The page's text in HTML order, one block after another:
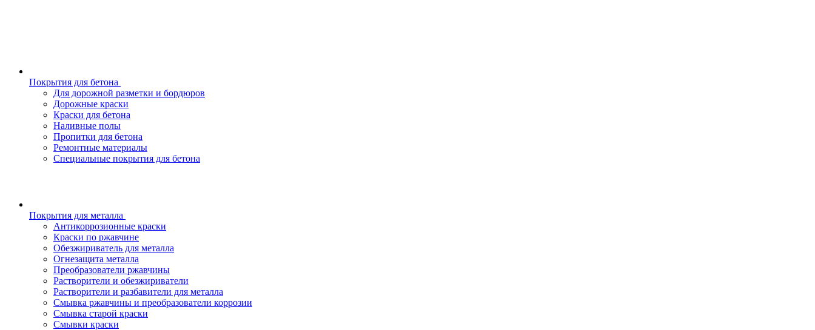
Покрытия для бетона
Для дорожной разметки и бордюров
Дорожные краски
Краски для бетона
Наливные полы
Пропитки для бетона
Ремонтные материалы
Специальные покрытия для бетона
Покрытия для металла
Антикоррозионные краски
Краски по ржавчине
Обезжириватель для металла
Огнезащита металла
Преобразователи ржавчины
Растворители и обезжириватели
Растворители и разбавители для металла
Смывка ржавчины и преобразователи коррозии
Смывка старой краски
Смывки краски